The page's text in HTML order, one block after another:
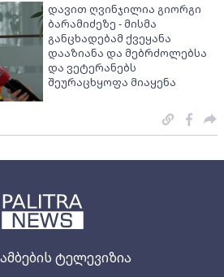
ტელევიზია
დავით ღვინჯილია გიორგი
ბარამიძეზე - მისმა
განცხადებამ ქვეყანა
დააზიანა და მებრძოლებსა
და ვეტერანებს
შეურაცხყოფა მიაყენა